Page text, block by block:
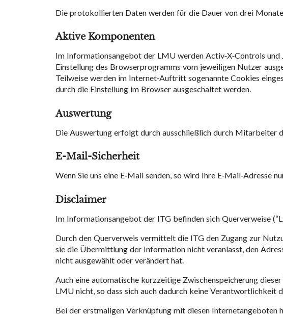
Die protokollierten Daten werden für die Dauer von drei
Aktive Komponenten
Im Informationsangebot der LMU werden Activ-X-Controls
Einstellung des Browserprogramms vom jeweiligen Nutzer
Teilweise werden im Internet-Auftritt sogenannte Cookies
durch die Einstellung im Browser ausgeschaltet werden.
Auswertung
Die Auswertung erfolgt durch ausschließlich durch
E-Mail-Sicherheit
Wenn Sie uns eine E-Mail senden, so wird Ihre E-Mail-Adresse
Disclaimer
Im Informationsangebot der ITG befinden sich Querverweise
Durch den Querverweis vermittelt die ITG den Zugang zur
sie die Übermittlung der Information nicht veranlasst, den
nicht ausgewählt oder verändert hat.
Auch eine automatische kurzzeitige Zwischenspeicherung
LMU nicht, so dass sich auch dadurch keine
Bei der erstmaligen Verknüpfung mit diesen